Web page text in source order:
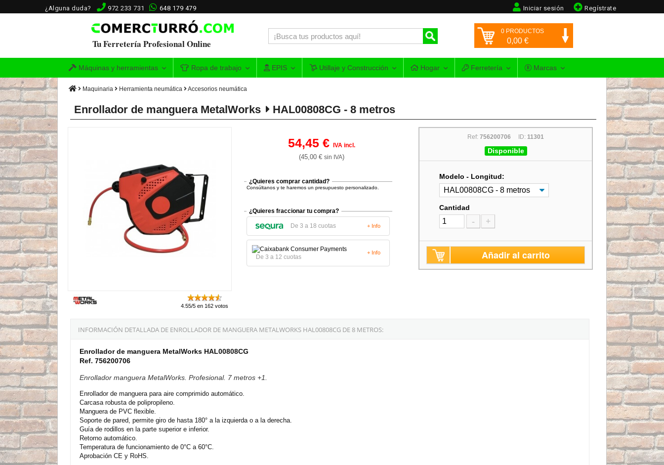
¿Alguna duda? 972 233 731 648 179 479 Regístrate
Iniciar sesión
Tu Ferretería Profesional Online
0 PRODUCTOS
0,00 €
Máquinas y herramientas Ropa de trabajo EPIS Utillaje y Construcción Hogar Ferretería Marcas
Maquinaria Herramienta neumática Accesorios neumática
Enrollador de manguera MetalWorks HAL00808CG - 8 metros
4.55/5 en 162 votos
54,45 €IVA incl.
(45,00 €sin IVA)
¿Quieres comprar cantidad?
Consúltanos y te haremos un presupuesto personalizado.
¿Quieres fraccionar tu compra?
De 3 a 18 cuotas + Info
De 3 a 12 cuotas
+ Info
Ref:756200706 ID:11301
Disponible
Modelo - Longitud:
Cantidad
- +
Añadir al carrito
INFORMACIÓN DETALLADA DE ENROLLADOR DE MANGUERA METALWORKS HAL00808CG DE 8 METROS:
Enrollador de manguera MetalWorks HAL00808CG
Ref. 756200706
Enrollador manguera MetalWorks. Profesional. 7 metros +1.
Enrollador de manguera para aire comprimido automático.
Carcasa robusta de polipropileno.
Manguera de PVC flexible.
Soporte de pared, permite giro de hasta 180° a la izquierda o a la derecha.
Guía de rodillos en la parte superior e inferior.
Retorno automático.
Temperatura de funcionamiento de 0°C a 60°C.
Aprobación CE y RoHS.